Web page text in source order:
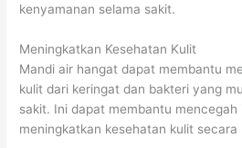
kenyamanan selama sakit.
Meningkatkan Kesehatan Kulit
Mandi air hangat dapat membantu
kulit dari keringat dan bakteri yang
sakit. Ini dapat membantu mencegah
meningkatkan kesehatan kulit secara